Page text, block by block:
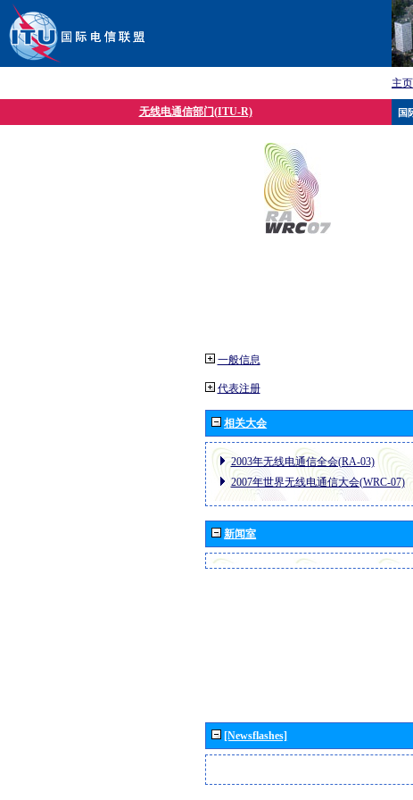
主页
无线电通信部门(ITU-R)
一般信息
代表注册
相关大会
2003年无线电通信全会(RA-03)
2007年世界无线电通信大会(WRC-07)
新闻室
[Newsflashes]
国